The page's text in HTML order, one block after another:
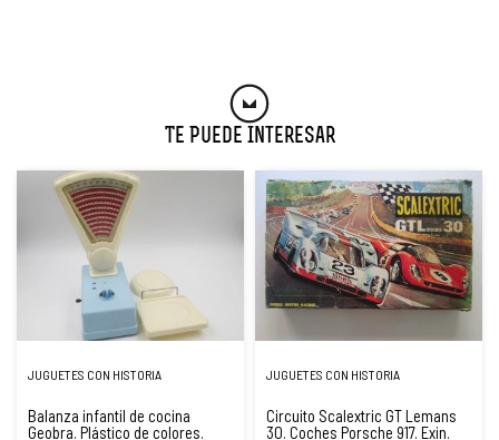
Te Puede Interesar
JUGUETES CON HISTORIA
Balanza infantil de cocina
Geobra. Plástico de colores.
JUGUETES CON HISTORIA
Circuito Scalextric GT Lemans
30. Coches Porsche 917. Exin.